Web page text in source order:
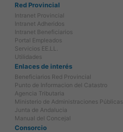
Red Provincial
Intranet Provincial
Intranet Adheridos
Intranet Beneficiarios
Portal Empleados
Servicios EE.LL.
Utilidades
Enlaces de interés
Beneficiarios Red Provincial
Punto de Informacion del Catastro
Agencia Tributaria
Ministerio de Administraciones Públicas
Junta de Andalucia
Manual del Concejal
Consorcio